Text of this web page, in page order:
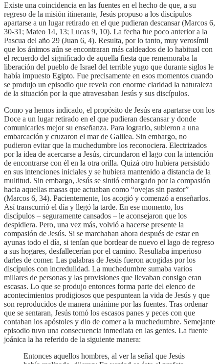
Existe una coincidencia en las fuentes en el hecho de que, a su
regreso de la misión itinerante, Jesús propuso a los discípulos
apartarse a un lugar retirado en el que pudieran descansar (Marcos 6,
30-31; Mateo 14, 13; Lucas 9, 10). La fecha fue poco anterior a la
Pascua del año 29 (Juan 6, 4). Resulta, por lo tanto, muy verosímil
que los ánimos aún se encontraran más caldeados de lo habitual con
el recuerdo del significado de aquella fiesta que rememoraba la
liberación del pueblo de Israel del terrible yugo que durante siglos le
había impuesto Egipto. Fue precisamente en esos momentos cuando
se produjo un episodio que revela con enorme claridad la naturaleza
de la situación por la que atravesaban Jesús y sus discípulos.
Como ya hemos indicado, el propósito de Jesús era apartarse con los
Doce a un lugar retirado en el que pudieran descansar y donde
comunicarles mejor su enseñanza. Para lograrlo, subieron a una
embarcación y cruzaron el mar de Galilea. Sin embargo, no
pudieron evitar que la muchedumbre los reconociera. Electrizados
por la idea de acercarse a Jesús, circundaron el lago con la intención
de encontrarse con él en la otra orilla. Quizá otro hubiera persistido
en sus intenciones iniciales y se hubiera mantenido a distancia de la
multitud. Sin embargo, Jesús se sintió embargado por la compasión
hacia aquellas masas que actuaban como “ovejas sin pastor”
(Marcos 6, 34). Pacientemente, los acogió y comenzó a enseñarlos.
Así transcurrió el día y llegó la tarde. En ese momento, los
discípulos – seguramente cansados – le aconsejaron que los
despidiera. Pero, una vez más, volvió a hacerse presente la
compasión de Jesús. Si se marchaban ahora después de estar en
ayunas todo el día, si tenían que bordear de nuevo el lago de regreso
a sus hogares, desfallecerían por el camino. Resultaba imperioso
darles de comer. Las palabras de Jesús fueron acogidas por los
discípulos con incredulidad. La muchedumbre sumaba varios
millares de personas y las provisiones que llevaban consigo eran
escasas. Lo que se produjo entonces forma parte del elenco de
acontecimientos prodigiosos que pespuntean la vida de Jesús y que
son reproducidos de manera unánime por las fuentes. Tras ordenar
que se sentaran, Jesús tomó los escasos panes y peces con que
contaban los apóstoles y dio de comer a la muchedumbre. Semejante
episodio tuvo una consecuencia inmediata en las gentes. La fuente
joánica la ha referido de la siguiente manera:
Entonces aquellos hombres, al ver la señal que Jesús